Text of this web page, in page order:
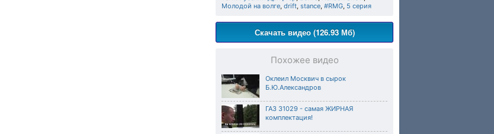
Молодой на волге, drift, stance, #RMG, 5 серия
Скачать видео (126.93 Мб)
Похожее видео
Оклеил Москвич в сырок
Б.Ю.Александров
ГАЗ 31029 - самая ЖИРНАЯ
комплектация!